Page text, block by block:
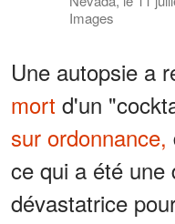
Images
Une autopsie a
mort d'un
sur ordonnance,
ce qui a été une
dévastatrice